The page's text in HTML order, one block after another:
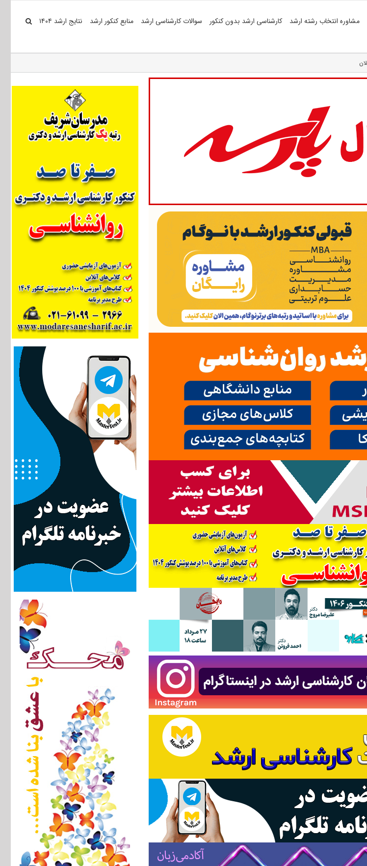
مشاوره انتخاب رشته ارشد کارشناسی ارشد بدون کنکور سوالات کارشناسی ارشد منابع کنکور ارشد نتایج ارشد ۱۴۰۴